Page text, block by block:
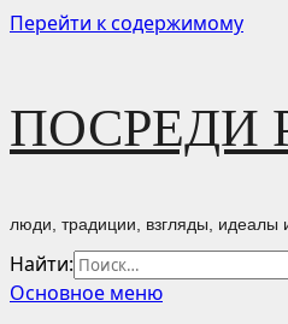
Перейти к содержимому
ПОСРЕДИ
люди, традиции, взгляды, идеалы
Найти:
Основное меню